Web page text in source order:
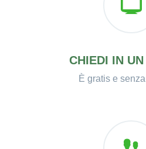
CHIEDI IN
È gratis e